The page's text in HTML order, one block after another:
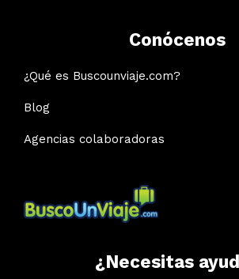
Conócenos
¿Qué es Buscounviaje.com?
Blog
Agencias colaboradoras
¿Necesitas